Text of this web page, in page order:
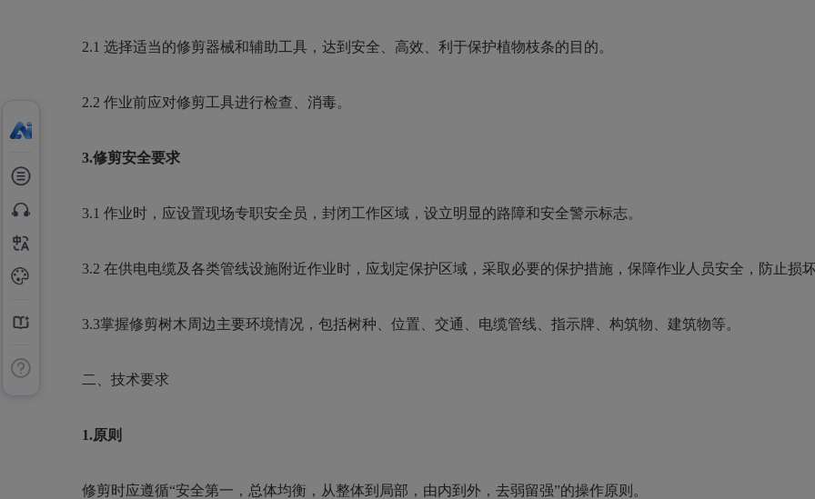
2.1 选择适当的修剪器械和辅助工具，达到安全、高效、利于保护植物枝条的目的。
2.2 作业前应对修剪工具进行检查、消毒。
3.修剪安全要求
3.1 作业时，应设置现场专职安全员，封闭工作区域，设立明显的路障和安全警示标志。
3.2 在供电电缆及各类管线设施附近作业时，应划定保护区域，采取必要的保护措施，保障作业人员安全，防止损坏
3.3掌握修剪树木周边主要环境情况，包括树种、位置、交通、电缆管线、指示牌、构筑物、建筑物等。
二、技术要求
1.原则
修剪时应遵循“安全第一，总体均衡，从整体到局部，由内到外，去弱留强”的操作原则。